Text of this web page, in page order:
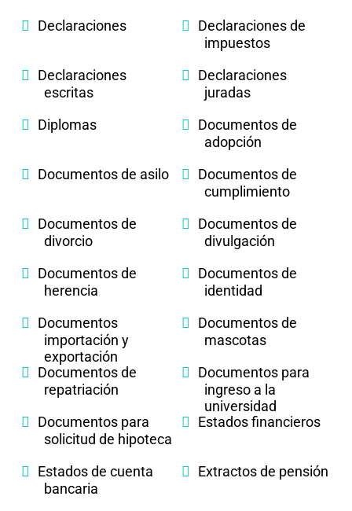
Declaraciones
Declaraciones de
impuestos
Declaraciones
escritas
Declaraciones
juradas
Diplomas
Documentos de
adopción
Documentos de asilo
Documentos de
cumplimiento
Documentos de
divorcio
Documentos de
divulgación
Documentos de
herencia
Documentos de
identidad
Documentos
importación y
exportación
Documentos de
mascotas
Documentos de
repatriación
Documentos para
ingreso a la
universidad
Documentos para
solicitud de hipoteca
Estados financieros
Estados de cuenta
bancaria
Extractos de pensión